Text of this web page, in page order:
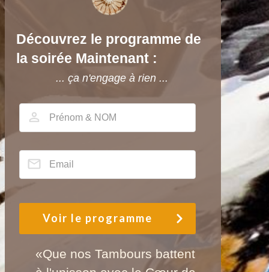
Découvrez le programme de
la soirée Maintenant :
... ça n'engage à rien ...
Voir le programme
«Que nos Tambours battent